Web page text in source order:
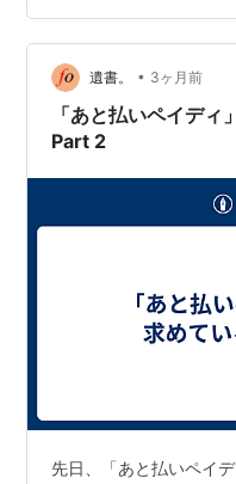
客様が声を荒げたので
と。 ペイディにとって
遺書。 • 3ヶ月前
「あと払いペイディ
Part 2
先日、「あと払いペイ